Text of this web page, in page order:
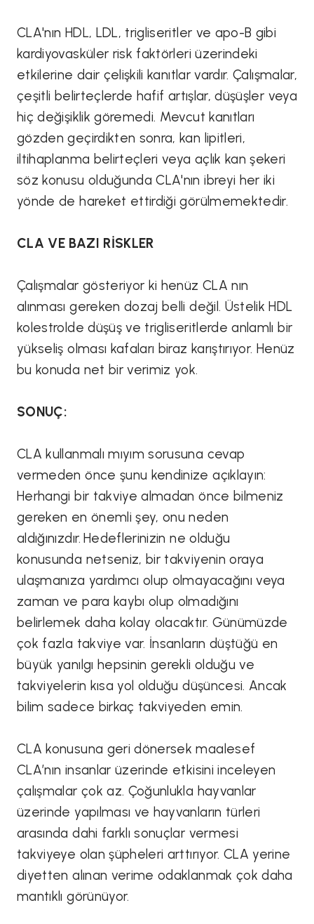
CLA'nın HDL, LDL, trigliseritler ve apo-B gibi
kardiyovasküler risk faktörleri üzerindeki
etkilerine dair çelişkili kanıtlar vardır. Çalışmalar,
çeşitli belirteçlerde hafif artışlar, düşüşler veya
hiç değişiklik göremedi. Mevcut kanıtları
gözden geçirdikten sonra, kan lipitleri,
iltihaplanma belirteçleri veya açlık kan şekeri
söz konusu olduğunda CLA'nın ibreyi her iki
yönde de hareket ettirdiği görülmemektedir.
CLA VE BAZI RİSKLER
Çalışmalar gösteriyor ki henüz CLA nın
alınması gereken dozaj belli değil. Üstelik HDL
kolestrolde düşüş ve trigliseritlerde anlamlı bir
yükseliş olması kafaları biraz karıştırıyor. Henüz
bu konuda net bir verimiz yok.
SONUÇ:
CLA kullanmalı mıyım sorusuna cevap
vermeden önce şunu kendinize açıklayın:
Herhangi bir takviye almadan önce bilmeniz
gereken en önemli şey, onu neden
aldığınızdır. Hedeflerinizin ne olduğu
konusunda netseniz, bir takviyenin oraya
ulaşmanıza yardımcı olup olmayacağını veya
zaman ve para kaybı olup olmadığını
belirlemek daha kolay olacaktır. Günümüzde
çok fazla takviye var. İnsanların düştüğü en
büyük yanılgı hepsinin gerekli olduğu ve
takviyelerin kısa yol olduğu düşüncesi. Ancak
bilim sadece birkaç takviyeden emin.
CLA konusuna geri dönersek maalesef
CLA’nın insanlar üzerinde etkisini inceleyen
çalışmalar çok az. Çoğunlukla hayvanlar
üzerinde yapılması ve hayvanların türleri
arasında dahi farklı sonuçlar vermesi
takviyeye olan şüpheleri arttırıyor. CLA yerine
diyetten alınan verime odaklanmak çok daha
mantıklı görünüyor.